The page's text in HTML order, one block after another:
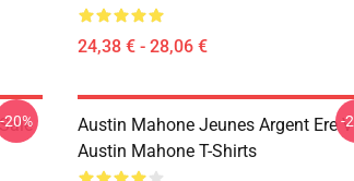
24,38 € - 28,06 €
-20%
Austin Mahone Jeunes Argent Ere
Austin Mahone T-Shirts
-